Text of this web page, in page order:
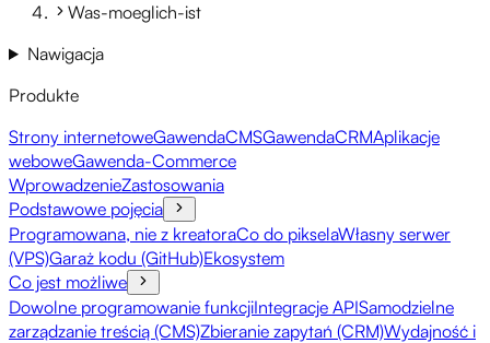
Was-moeglich-ist
Nawigacja
Produkte
Strony internetoweGawendaCMSGawendaCRMAplikacje
weboweGawenda-Commerce
WprowadzenieZastosowania
Podstawowe pojęcia
Programowana, nie z kreatoraCo do pikselaWłasny serwer
(VPS)Garaż kodu (GitHub)Ekosystem
Co jest możliwe
Dowolne programowanie funkcjiIntegracje APISamodzielne
zarządzanie treścią (CMS)Zbieranie zapytań (CRM)Wydajność i